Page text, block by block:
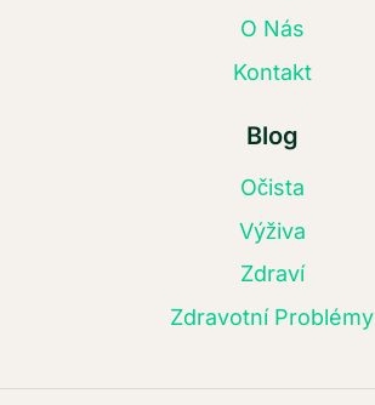
O Nás
Kontakt
Blog
Očista
Výživa
Zdraví
Zdravotní Problémy